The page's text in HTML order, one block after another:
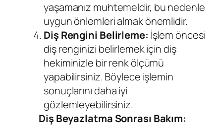
yaşamanız muhtemeldir, bu nedenle
uygun önlemleri almak önemlidir.
Diş Rengini Belirleme: İşlem öncesi
diş renginizi belirlemek için diş
hekiminizle bir renk ölçümü
yapabilirsiniz. Böylece işlemin
sonuçlarını daha iyi
gözlemleyebilirsiniz.
Diş Beyazlatma Sonrası Bakım: